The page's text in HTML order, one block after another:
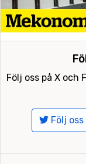
Följ oss på X och
Följ oss